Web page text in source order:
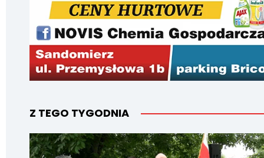
Z TEGO TYGODNIA